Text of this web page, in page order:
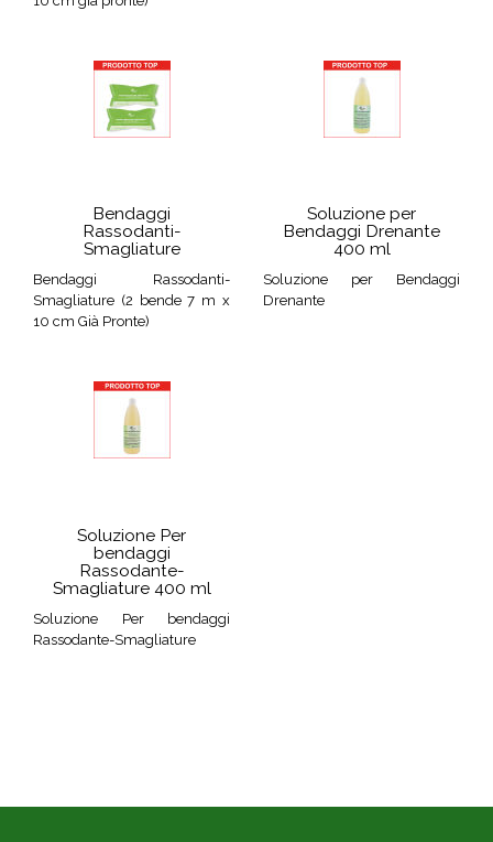
Bendaggi
Rassodanti-
Smagliature
Bendaggi Rassodanti-
Smagliature (2 bende 7 m x
10 cm Già Pronte)
Soluzione per
Bendaggi Drenante
400 ml
Soluzione per Bendaggi
Drenante
Soluzione Per
bendaggi
Rassodante-
Smagliature 400 ml
Soluzione Per bendaggi
Rassodante-Smagliature